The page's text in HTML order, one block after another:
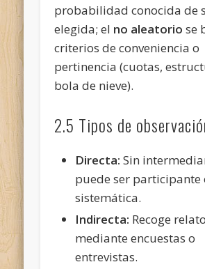
probabilidad conocida de
elegida; el no aleatorio se
criterios de conveniencia o
pertinencia (cuotas,
bola de nieve).
2.5 Tipos de
Directa: Sin
puede ser participante
sistemática.
Indirecta: Recoge
mediante encuestas o
entrevistas.